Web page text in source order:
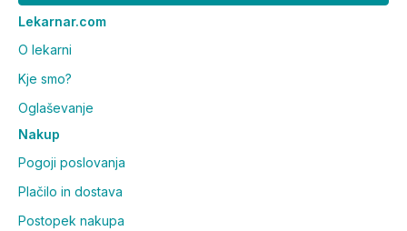
Lekarnar.com
O lekarni
Kje smo?
Oglaševanje
Nakup
Pogoji poslovanja
Plačilo in dostava
Postopek nakupa